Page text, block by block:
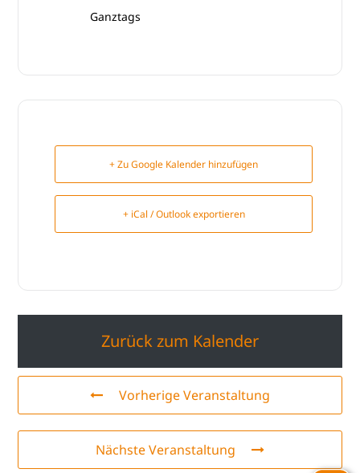
Ganztags
+ Zu Google Kalender hinzufügen
+ iCal / Outlook exportieren
Zurück zum Kalender
Vorherige Veranstaltung
Nächste Veranstaltung